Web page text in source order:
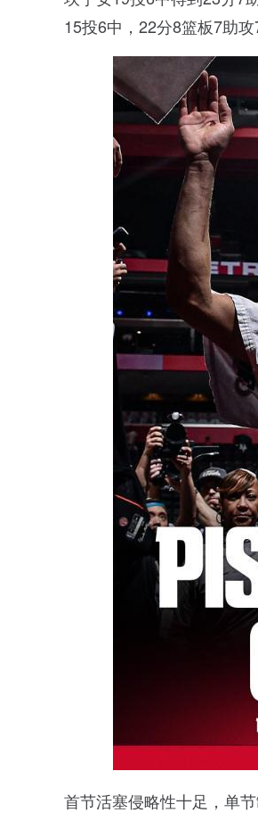
15投6中，22分8篮板7助
首节活塞侵略性十足，单